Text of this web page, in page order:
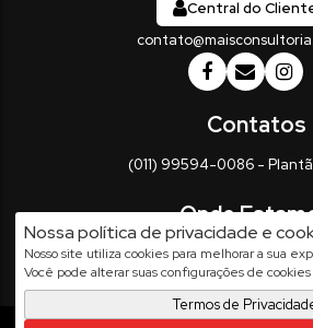
Nossa política de privacidade e
Nosso site utiliza cookies para melhorar a sua
Você pode alterar suas configurações de
Termos de
Central do
(011) 99594-0086 -
Rua Vinte e Três de Maio, 337